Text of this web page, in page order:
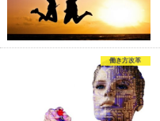
働き方改革